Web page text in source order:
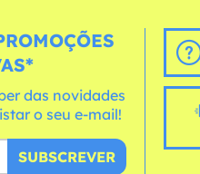
das novidades
o seu e-mail!
SUBSCREVER